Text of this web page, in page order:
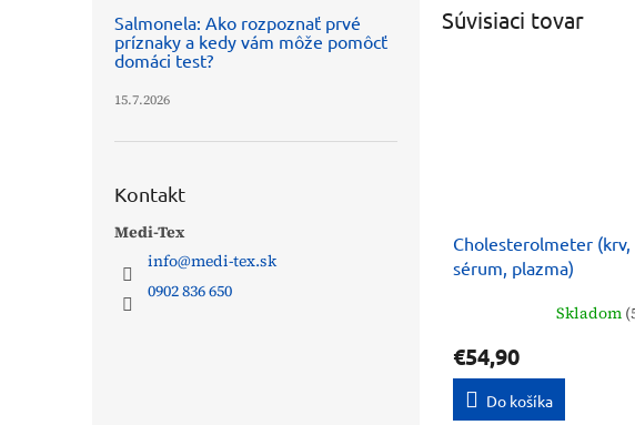
Salmonela: Ako rozpoznať prvé
príznaky a kedy vám môže pomôcť
domáci test?
15.7.2026
Kontakt
Medi-Tex
info@medi-tex.sk
0902 836 650
Súvisiaci tovar
Cholesterolmeter (krv,
sérum, plazma)
Skladom
€54,90
Do košíka